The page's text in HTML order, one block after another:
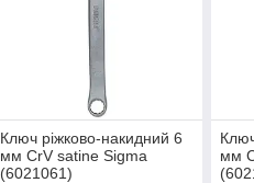
Ключ ріжково-накидний 6
мм CrV satine Sigma
(6021061)
мм